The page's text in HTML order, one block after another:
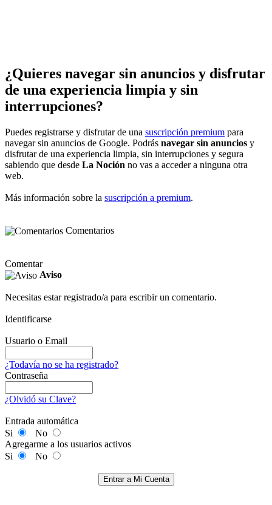
¿Quieres navegar sin anuncios y disfrutar
de una experiencia limpia y sin
interrupciones?
Puedes registrarse y disfrutar de una suscripción premium para
navegar sin anuncios de Google. Podrás navegar sin anuncios y
disfrutar de una experiencia limpia, sin interrupciones y segura
sabiendo que desde La Noción no vas a acceder a ninguna otra
web.
Más información sobre la suscripción a premium.
Comentarios
Comentar
Aviso
Necesitas estar registrado/a para escribir un comentario.
Identificarse
Usuario o Email
¿Todavía no se ha registrado?
Contraseña
¿Olvidó su Clave?
Entrada automática
Si
No
Agregarme a los usuarios activos
Si
No
Entrar a Mi Cuenta